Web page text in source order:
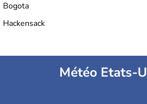
Bogota
Hackensack
Météo Etats-